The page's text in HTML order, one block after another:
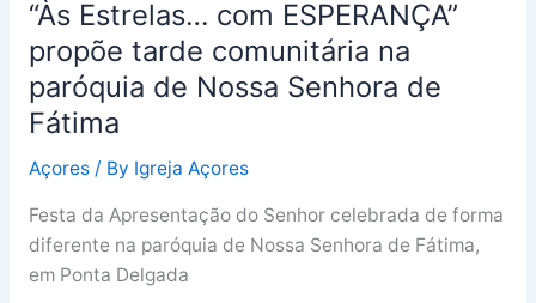
“Às Estrelas… com ESPERANÇA”
propõe tarde comunitária na
paróquia de Nossa Senhora de
Fátima
Açores/ By Igreja Açores
Festa da Apresentação do Senhor celebrada de forma
diferente na paróquia de Nossa Senhora de Fátima,
em Ponta Delgada
Fátima